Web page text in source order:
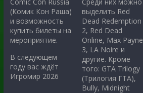
(Комик Кон Раша)
и возможность
купить билеты на
мероприятие.
В следующем
году вас ждёт
Игромир 2026
выделить Red
Dead Redemption
2, Red Dead
Online, Max Payne
3, LA Noire и
другие. Кроме
того: GTA Trilogy
(Трилогия ГТА),
Bully, Midnight